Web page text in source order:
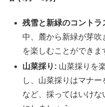
残雪と新緑のコントラ
中、麓から新緑が芽吹
を楽しむことができま
山菜採り: 山菜採りを
し、山菜採りはマナ
など、採ってはいけな